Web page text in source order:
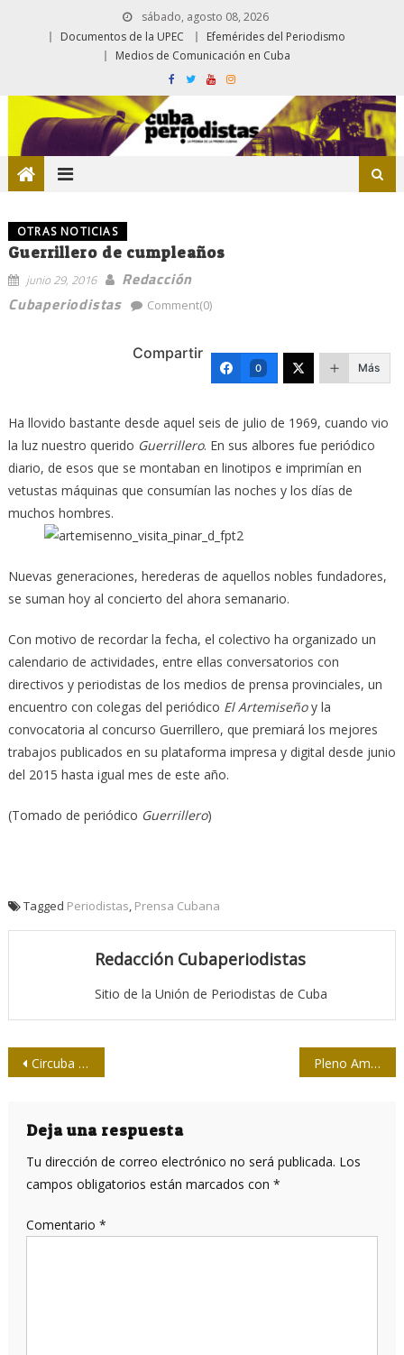
sábado, agosto 08, 2026
Documentos de la UPEC
Efemérides del Periodismo
Medios de Comunicación en Cuba
OTRAS NOTICIAS
Guerrillero de cumpleaños
junio 29, 2016
Redacción
Cubaperiodistas
Comment(0)
Compartir
0 Más
Ha llovido bastante desde aquel seis de julio de 1969, cuando vio
la luz nuestro querido Guerrillero. En sus albores fue periódico
diario, de esos que se montaban en linotipos e imprimían en
vetustas máquinas que consumían las noches y los días de
muchos hombres.
Nuevas generaciones, herederas de aquellos nobles fundadores,
se suman hoy al concierto del ahora semanario.
Con motivo de recordar la fecha, el colectivo ha organizado un
calendario de actividades, entre ellas conversatorios con
directivos y periodistas de los medios de prensa provinciales, un
encuentro con colegas del periódico El Artemiseñoy la
convocatoria al concurso Guerrillero, que premiará los mejores
trabajos publicados en su plataforma impresa y digital desde junio
del 2015 hasta igual mes de este año.
(Tomado de periódico Guerrillero)
Tagged Periodistas, Prensa Cubana
Redacción Cubaperiodistas
Sitio de la Unión de Periodistas de Cuba
Navegación
entradas
Circuba 2016 convoca a la prensa Pleno Ampliado de la Upec analizó documentos del VII Congreso del Partido
Deja una respuesta
Tu dirección de correo electrónico no será publicada. Los
campos obligatorios están marcados con *
Comentario *